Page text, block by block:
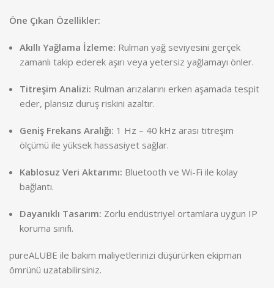
Öne Çıkan Özellikler:
Akıllı Yağlama İzleme: Rulman yağ seviyesini gerçek
zamanlı takip ederek aşırı veya yetersiz yağlamayı önler.
Titreşim Analizi: Rulman arızalarını erken aşamada tespit
eder, plansız duruş riskini azaltır.
Geniş Frekans Aralığı: 1 Hz – 40 kHz arası titreşim
ölçümü ile yüksek hassasiyet sağlar.
Kablosuz Veri Aktarımı: Bluetooth ve Wi-Fi ile kolay
bağlantı.
Dayanıklı Tasarım: Zorlu endüstriyel ortamlara uygun IP
koruma sınıfı.
pureALUBE ile bakım maliyetlerinizi düşürürken ekipman
ömrünü uzatabilirsiniz.